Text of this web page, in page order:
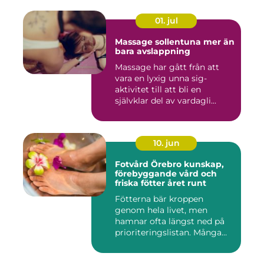
01. jul
Massage sollentuna mer än
bara avslappning
Massage har gått från att
vara en lyxig unna sig-
aktivitet till att bli en
självklar del av vardagli...
10. jun
Fotvård Örebro kunskap,
förebyggande vård och
friska fötter året runt
Fötterna bär kroppen
genom hela livet, men
hamnar ofta längst ned på
prioriteringslistan. Många